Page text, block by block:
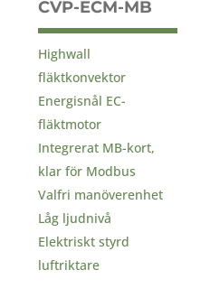
CVP-ECM-MB
Highwall
fläktkonvektor
Energisnål EC-
fläktmotor
Integrerat MB-kort,
klar för Modbus
Valfri manöverenhet
Låg ljudnivå
Elektriskt styrd
luftriktare